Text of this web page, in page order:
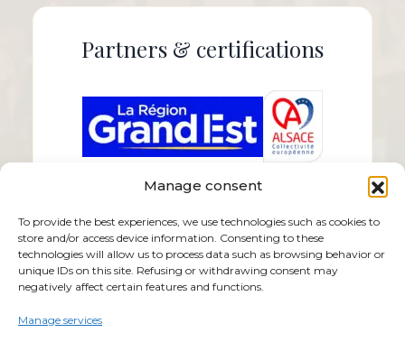
Manage consent
To provide the best experiences, we use technologies such as cookies to
store and/or access device information. Consenting to these
technologies will allow us to process data such as browsing behavior or
unique IDs on this site. Refusing or withdrawing consent may
negatively affect certain features and functions.
Manage services
Partners & certifications